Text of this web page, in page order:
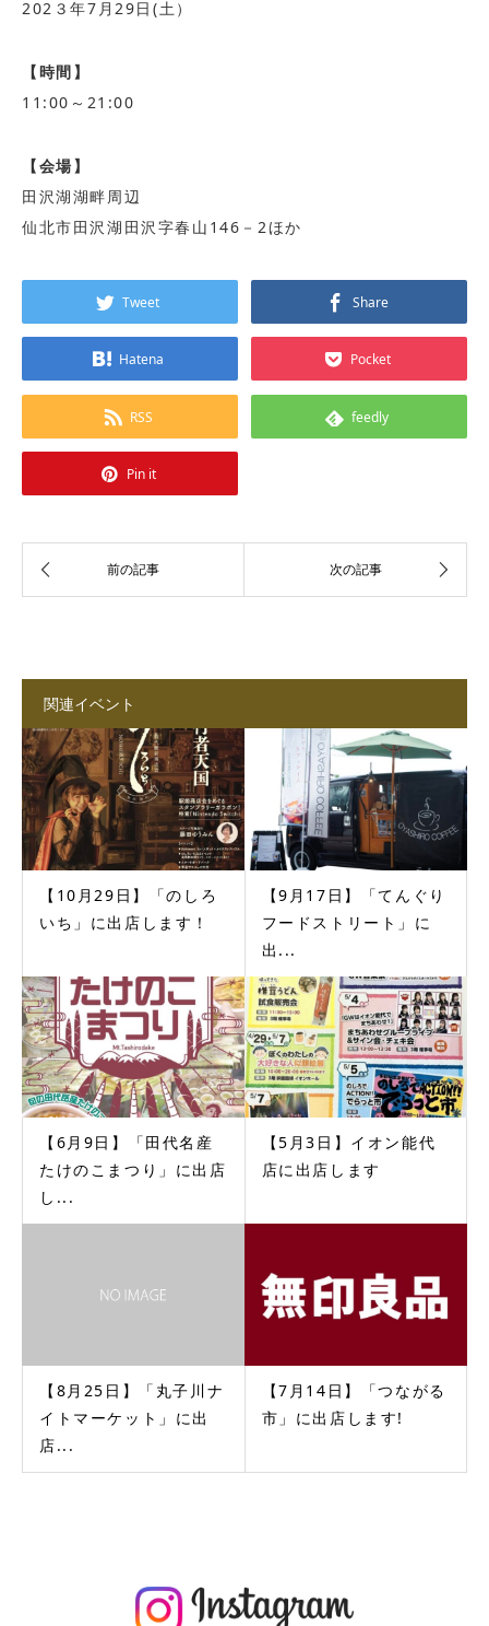
202３年7月29日(土）
【時間】
11:00～21:00
【会場】
田沢湖湖畔周辺
仙北市田沢湖田沢字春山146－2ほか
Tweet Share
Hatena Pocket
RSS feedly
Pin it
関連イベント
【10月29日】「のしろ
いち」に出店します！
【9月17日】「てんぐり
フードストリート」に
出...
【6月9日】「田代名産
たけのこまつり」に出店
し...
【5月3日】イオン能代
店に出店します
【8月25日】「丸子川ナ
イトマーケット」に出
店...
【7月14日】「つながる
市」に出店します!